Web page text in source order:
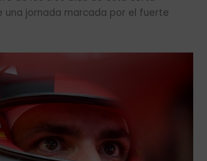
una jornada marcada por el fuerte